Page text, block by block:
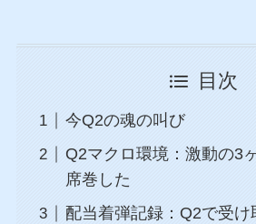
目次
今Q2の魂の叫び
Q2マクロ環境：激動の3
席巻した
配当着弾記録：Q2で受